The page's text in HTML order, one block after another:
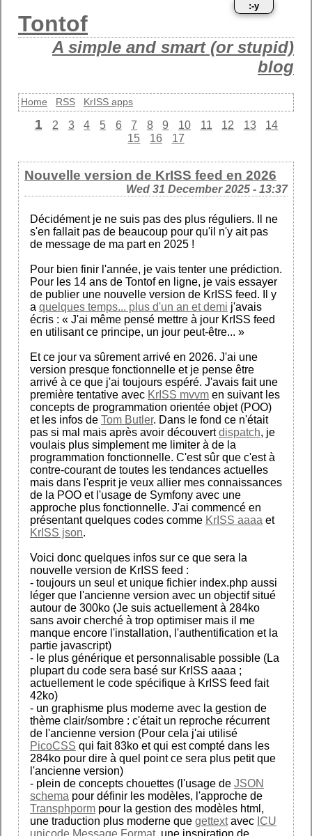
Tontof
A simple and smart (or stupid)
blog
Home RSS KrISS apps
:-y
1 2 3 4 5 6 7 8 9 10 11 12 13
14
15
16 17
Nouvelle version de KrISS feed en 2026
Wed 31 December 2025 - 13:37
Décidément je ne suis pas des plus réguliers. Il ne
s'en fallait pas de beaucoup pour qu'il n'y ait pas
de message de ma part en 2025 !
Pour bien finir l'année, je vais tenter une prédiction.
Pour les 14 ans de Tontof en ligne, je vais essayer
de publier une nouvelle version de KrISS feed. Il y
a quelques temps... plus d'un an et demi j'avais
écris : « J'ai même pensé mettre à jour KrISS feed
en utilisant ce principe, un jour peut-être... »
Et ce jour va sûrement arrivé en 2026. J'ai une
version presque fonctionnelle et je pense être
arrivé à ce que j'ai toujours espéré. J'avais fait une
première tentative avec KrISS mvvm en suivant les
concepts de programmation orientée objet (POO)
et les infos de Tom Butler. Dans le fond ce n'était
pas si mal mais après avoir découvertdispatch, je
voulais plus simplement me limiter à de la
programmation fonctionnelle. C'est sûr que c'est à
contre-courant de toutes les tendances actuelles
mais dans l'esprit je veux allier mes connaissances
de la POO et l'usage de Symfony avec une
approche plus fonctionnelle. J'ai commencé en
présentant quelques codes comme KrISS aaaa et
KrISS json.
Voici donc quelques infos sur ce que sera la
nouvelle version de KrISS feed :
- toujours un seul et unique fichier index.php aussi
léger que l'ancienne version avec un objectif situé
autour de 300ko (Je suis actuellement à 284ko
sans avoir cherché à trop optimiser mais il me
manque encore l'installation, l'authentification et la
partie javascript)
- le plus générique et personnalisable possible (La
plupart du code sera basé sur KrISS aaaa ;
actuellement le code spécifique à KrISS feed fait
42ko)
- un graphisme plus moderne avec la gestion de
thème clair/sombre : c'était un reproche récurrent
de l'ancienne version (Pour cela j'ai utilisé
PicoCSS qui fait 83ko et qui est compté dans les
284ko pour dire à quel point ce sera plus petit que
l'ancienne version)
- plein de concepts chouettes (l'usage de JSON
schema pour définir les modèles, l'approche de
Transphporm pour la gestion des modèles html,
une traduction plus moderne que gettextavec ICU